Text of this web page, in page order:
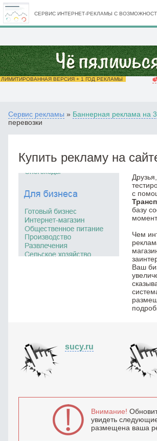
СЕРВИС ИНТЕРНЕТ-РЕКЛАМЫ С
ЛИМИТИРОВАННАЯ ВЕРСИЯ + 1 ГОД РЕКЛАМЫ
Сервис рекламы » Баннерная реклама на
перевозки
Купить рекламу на
с
базу
Чем
Ваш
sucy.ru
Внимание!
увидеть
размещена ваша